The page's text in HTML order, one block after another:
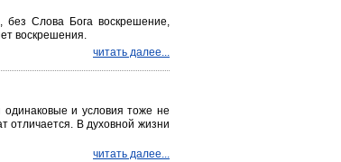
без Слова Бога воскрешение,
воскрешения.
читать далее...
и условия тоже не
отличается. В духовной жизни
читать далее...